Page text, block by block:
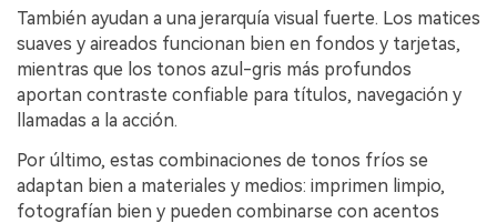
También ayudan a una jerarquía visual fuerte. Los matices
suaves y aireados funcionan bien en fondos y tarjetas,
mientras que los tonos azul-gris más profundos
aportan contraste confiable para títulos, navegación y
llamadas a la acción.
Por último, estas combinaciones de tonos fríos se
adaptan bien a materiales y medios: imprimen limpio,
fotografían bien y pueden combinarse con acentos